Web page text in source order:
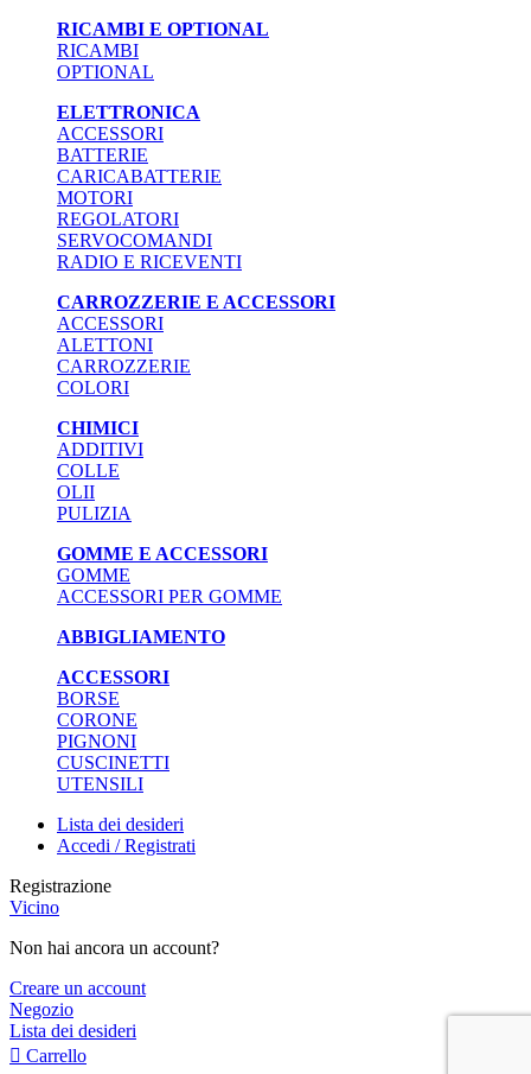
RICAMBI E OPTIONAL
RICAMBI
OPTIONAL
ELETTRONICA
ACCESSORI
BATTERIE
CARICABATTERIE
MOTORI
REGOLATORI
SERVOCOMANDI
RADIO E RICEVENTI
CARROZZERIE E ACCESSORI
ACCESSORI
ALETTONI
CARROZZERIE
COLORI
CHIMICI
ADDITIVI
COLLE
OLII
PULIZIA
GOMME E ACCESSORI
GOMME
ACCESSORI PER GOMME
ABBIGLIAMENTO
ACCESSORI
BORSE
CORONE
PIGNONI
CUSCINETTI
UTENSILI
Lista dei desideri
Accedi / Registrati
Registrazione
Vicino
Non hai ancora un account?
Creare un account
Negozio
Lista dei desideri
Carrello